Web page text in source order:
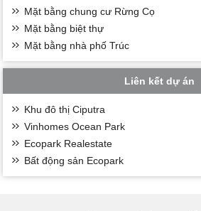
Mặt bằng chung cư Rừng Cọ
Mặt bằng biệt thự
Mặt bằng nhà phố Trúc
Liên kết dự án
Khu đô thị Ciputra
Vinhomes Ocean Park
Ecopark Realestate
Bất động sản Ecopark